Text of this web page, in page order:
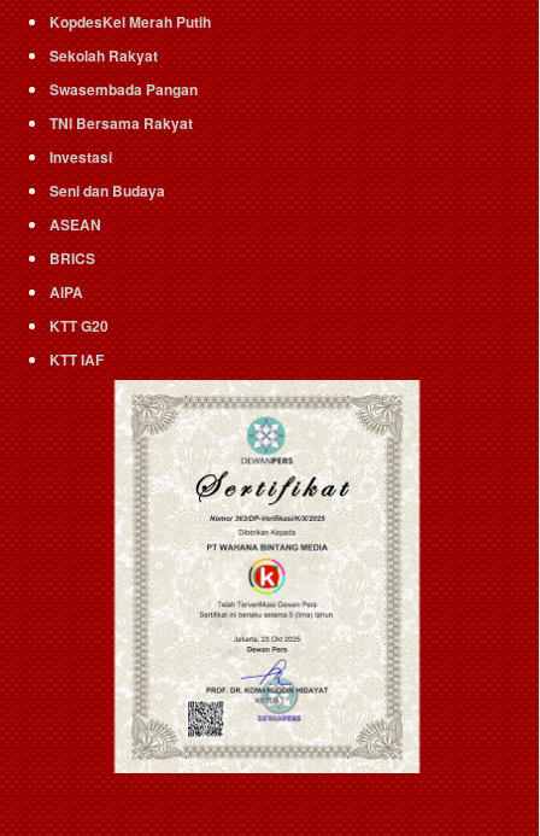
KopdesKel Merah Putih
Sekolah Rakyat
Swasembada Pangan
TNI Bersama Rakyat
Investasi
Seni dan Budaya
ASEAN
BRICS
AIPA
KTT G20
KTT IAF